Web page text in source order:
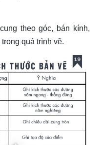
theo góc, bán kính,
quá trình vẽ.